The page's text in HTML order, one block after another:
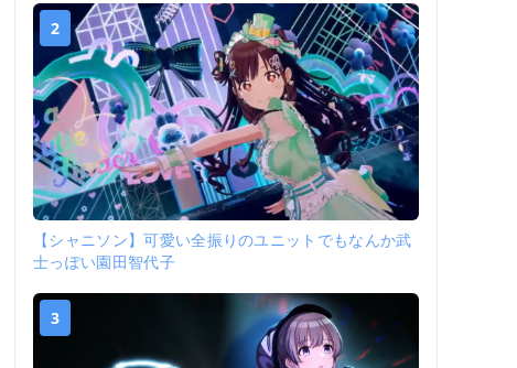
2
【シャニソン】可愛い全振りのユニットでもなんか武
士っぽい園田智代子
3